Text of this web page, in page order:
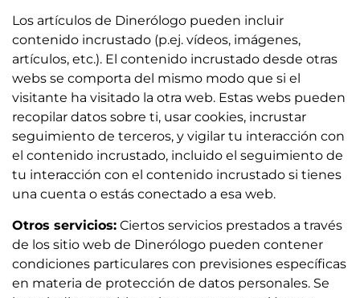
Los artículos de Dinerólogo pueden incluir
contenido incrustado (p.ej. vídeos, imágenes,
artículos, etc.). El contenido incrustado desde otras
webs se comporta del mismo modo que si el
visitante ha visitado la otra web. Estas webs pueden
recopilar datos sobre ti, usar cookies, incrustar
seguimiento de terceros, y vigilar tu interacción con
el contenido incrustado, incluido el seguimiento de
tu interacción con el contenido incrustado si tienes
una cuenta o estás conectado a esa web.
Otros servicios: Ciertos servicios prestados a través
de los sitio web de Dinerólogo pueden contener
condiciones particulares con previsiones específicas
en materia de protección de datos personales. Se